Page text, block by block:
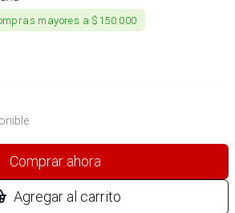
mayores a $150.000
Comprar ahora
Agregar al carrito